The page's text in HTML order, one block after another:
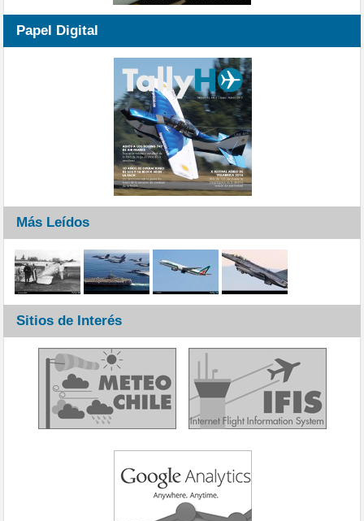
Papel Digital
Más Leídos
Sitios de Interés